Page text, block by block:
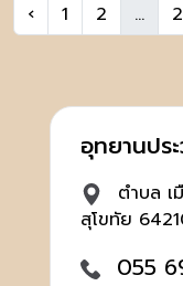
‹ 1 2 ...
อุทยานปร
ตำบล เ
สุโขทัย
055